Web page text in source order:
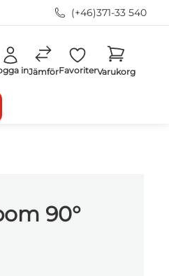
(+46)371-33 540
inJämförFavoriterVarukorg
90°